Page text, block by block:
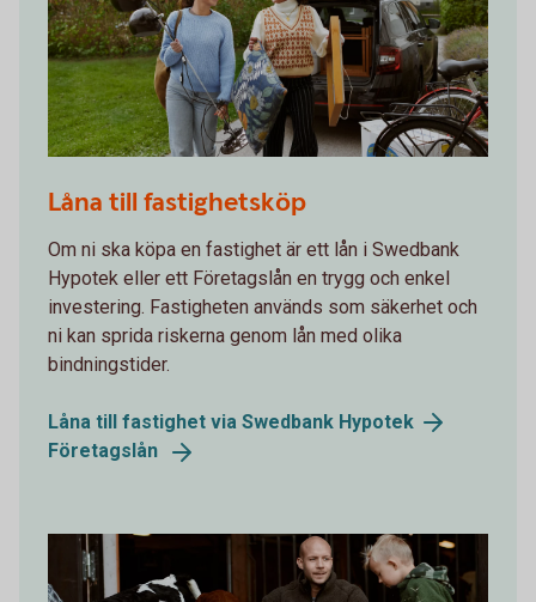
Låna till fastighetsköp
Om ni ska köpa en fastighet är ett lån i Swedbank
Hypotek eller ett Företagslån en trygg och enkel
investering. Fastigheten används som säkerhet och
ni kan sprida riskerna genom lån med olika
bindningstider.
Låna till fastighet via Swedbank Hypotek
Företagslån